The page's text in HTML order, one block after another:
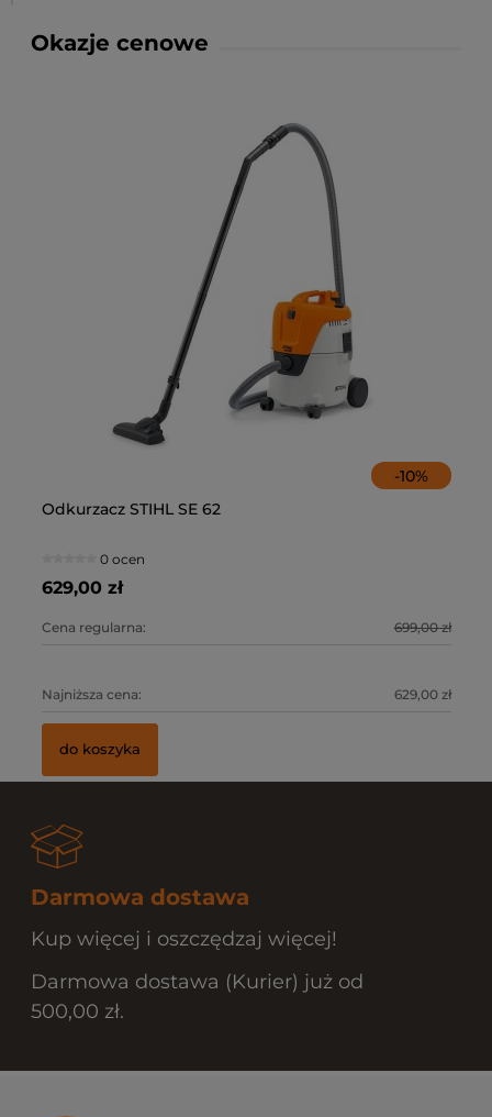
Okazje cenowe
-10%
Odkurzacz STIHL SE 62
0 ocen
629,00 zł
Cena regularna: 699,00 zł
Najniższa cena: 629,00 zł
do koszyka
Darmowa dostawa
Kup więcej i oszczędzaj więcej!
Darmowa dostawa (Kurier) już od
500,00 zł.